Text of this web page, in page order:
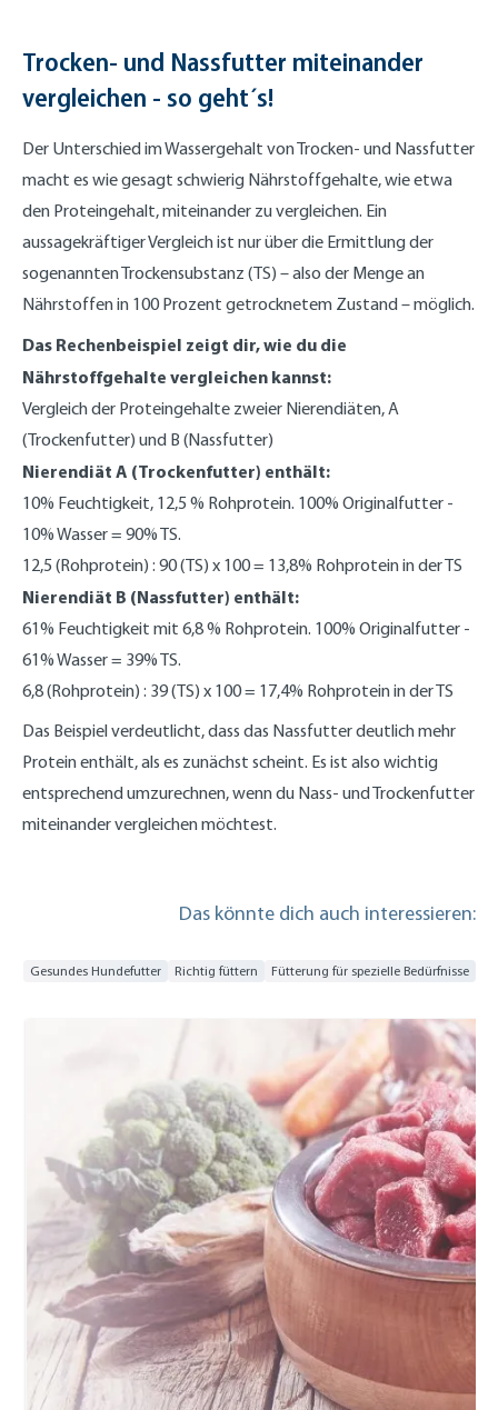
Trocken- und Nassfutter miteinander
vergleichen - so geht´s!
Der Unterschied im Wassergehalt von Trocken- und Nassfutter
macht es wie gesagt schwierig Nährstoffgehalte, wie etwa
den Proteingehalt, miteinander zu vergleichen. Ein
aussagekräftiger Vergleich ist nur über die Ermittlung der
sogenannten Trockensubstanz (TS) – also der Menge an
Nährstoffen in 100 Prozent getrocknetem Zustand – möglich.
Das Rechenbeispiel zeigt dir, wie du die
Nährstoffgehalte vergleichen kannst:
Vergleich der Proteingehalte zweier Nierendiäten, A
(Trockenfutter) und B (Nassfutter)
Nierendiät A (Trockenfutter) enthält:
10% Feuchtigkeit, 12,5 % Rohprotein. 100% Originalfutter -
10% Wasser = 90% TS.
12,5 (Rohprotein) : 90 (TS) x 100 = 13,8% Rohprotein in der TS
Nierendiät B (Nassfutter) enthält:
61% Feuchtigkeit mit 6,8 % Rohprotein. 100% Originalfutter -
61% Wasser = 39% TS.
6,8 (Rohprotein) : 39 (TS) x 100 = 17,4% Rohprotein in der TS
Das Beispiel verdeutlicht, dass das Nassfutter deutlich mehr
Protein enthält, als es zunächst scheint. Es ist also wichtig
entsprechend umzurechnen, wenn du Nass- und Trockenfutter
miteinander vergleichen möchtest.
Das könnte dich auch interessieren:
Gesundes Hundefutter Richtig füttern Fütterung für spezielle Bedürfnisse